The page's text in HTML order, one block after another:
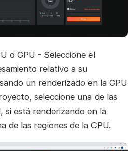
o GPU - Seleccione el
relativo a su
un renderizado en la GPU
seleccione una de las
si está renderizando en la
de las regiones de la CPU.